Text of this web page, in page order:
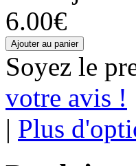
6.00€
Soyez le
votre avis !
| Plus